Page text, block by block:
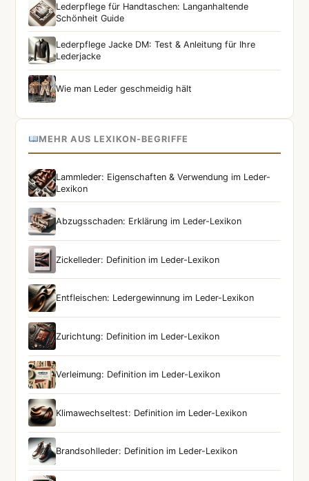
Lederpflege für Handtaschen: Langanhaltende
Schönheit Guide
Lederpflege Jacke DM: Test & Anleitung für Ihre
Lederjacke
Wie man Leder geschmeidig hält
MEHR AUS LEXIKON-BEGRIFFE
Lammleder: Eigenschaften & Verwendung im Leder-
Lexikon
Abzugsschaden: Erklärung im Leder-Lexikon
Zickelleder: Definition im Leder-Lexikon
Entfleischen: Ledergewinnung im Leder-Lexikon
Zurichtung: Definition im Leder-Lexikon
Verleimung: Definition im Leder-Lexikon
Klimawechseltest: Definition im Leder-Lexikon
Brandsohlleder: Definition im Leder-Lexikon